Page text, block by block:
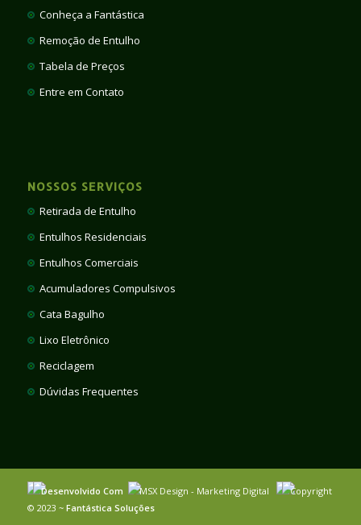
Conheça a Fantástica
Remoção de Entulho
Tabela de Preços
Entre em Contato
NOSSOS SERVIÇOS
Retirada de Entulho
Entulhos Residenciais
Entulhos Comerciais
Acumuladores Compulsivos
Cata Bagulho
Lixo Eletrônico
Reciclagem
Dúvidas Frequentes
Desenvolvido Com MSX Design - Marketing Digital
Copyright
© 2023 ~ Fantástica Soluções